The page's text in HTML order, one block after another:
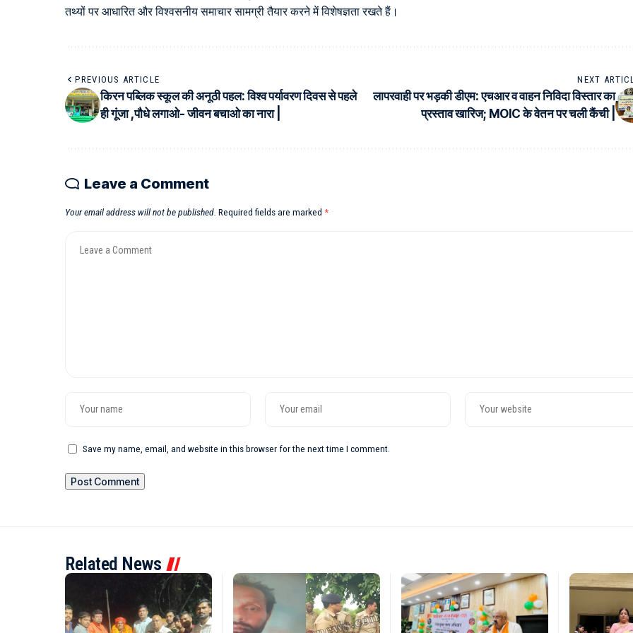
तथ्यों पर आधारित और विश्वसनीय समाचार सामग्री तैयार करने में विशेषज्ञता रखते हैं।
PREVIOUS ARTICLE
किरन पब्लिक स्कूल की अनूठी पहल: विश्व पर्यावरण दिवस से पहले
ही गूंजा ,पौधे लगाओ- जीवन बचाओ का नारा |
NEXT
लापरवाही पर भड़की डीएम: एचआर व वाहन निविदा विस्तार का
प्रस्ताव खारिज; MOIC के वेतन पर चली कैंची |
Leave a Comment
Your email address will not be published. Required fields are marked *
Save my name, email, and website in this browser for the next time I comment.
Related News